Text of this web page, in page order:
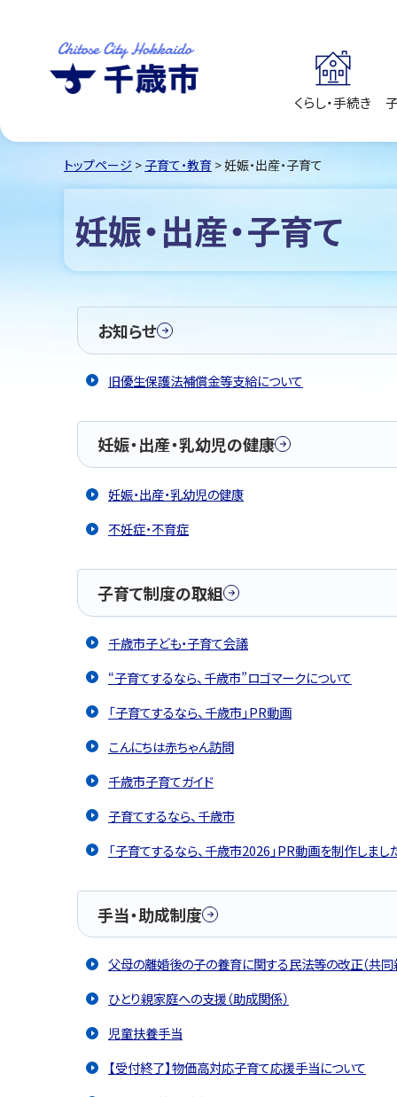
くらし・手続き
トップページ > 子育て・教育 > 妊娠・出産・子育て
妊娠・出産・子育て
お知らせ
旧優生保護法補償金等支給について
妊娠・出産・乳幼児の健康
妊娠・出産・乳幼児の健康
不妊症・不育症
子育て制度の取組
千歳市子ども・子育て会議
“子育てするなら、千歳市”ロゴマークについて
「子育てするなら、千歳市」PR動画
こんにちは赤ちゃん訪問
千歳市子育てガイド
子育てするなら、千歳市
「子育てするなら、千歳市2026」PR動画を制作しました
手当・助成制度
父母の離婚後の子の養育に関する民法等の改正（共同
ひとり親家庭への支援（助成関係）
児童扶養手当
【受付終了】物価高対応子育て応援手当について